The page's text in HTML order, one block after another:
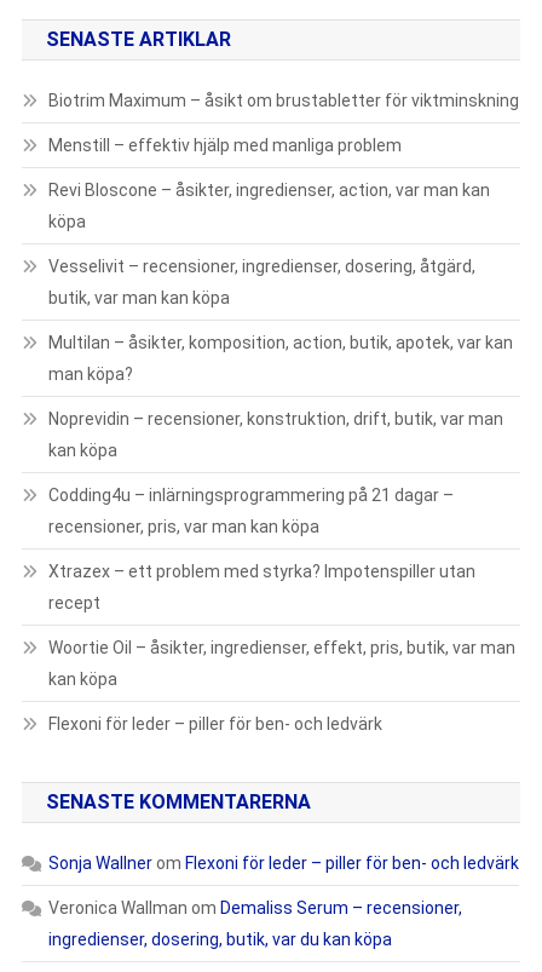
SENASTE ARTIKLAR
Biotrim Maximum – åsikt om brustabletter för viktminskning
Menstill – effektiv hjälp med manliga problem
Revi Bloscone – åsikter, ingredienser, action, var man kan
köpa
Vesselivit – recensioner, ingredienser, dosering, åtgärd,
butik, var man kan köpa
Multilan – åsikter, komposition, action, butik, apotek, var kan
man köpa?
Noprevidin – recensioner, konstruktion, drift, butik, var man
kan köpa
Codding4u – inlärningsprogrammering på 21 dagar –
recensioner, pris, var man kan köpa
Xtrazex – ett problem med styrka? Impotenspiller utan
recept
Woortie Oil – åsikter, ingredienser, effekt, pris, butik, var man
kan köpa
Flexoni för leder – piller för ben- och ledvärk
SENASTE KOMMENTARERNA
Sonja Wallnerom Flexoni för leder – piller för ben- och ledvärk
Veronica Wallman om Demaliss Serum – recensioner,
ingredienser, dosering, butik, var du kan köpa